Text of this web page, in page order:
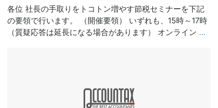
各位 社長の手取りをトコトン増やす節税セミナーを下記
の要領で行います。 （開催要領） いずれも、15時～17時
（質疑応答は延長になる場合があります） オンライン …